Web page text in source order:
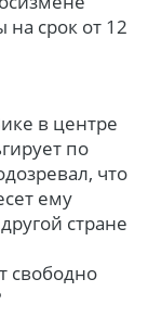
срок от 12
в центре
по
что
ему
стране
свободно